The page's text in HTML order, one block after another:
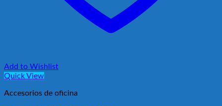
Add to Wishlist
Quick View
Accesorios de oficina